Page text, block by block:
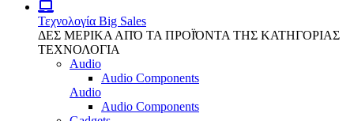
Τεχνολογία Big Sales
ΔΕΣ ΜΕΡΙΚΑ ΑΠΌ ΤΑ ΠΡΟΪΌΝΤΑ ΤΗΣ ΚΑΤΗΓΟΡΙΑΣ
ΤΕΧΝΟΛΟΓΙΑ
Audio
Audio Components
Audio
Audio Components